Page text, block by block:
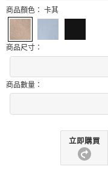
商品顏色： 卡其
商品尺寸：
商品數量：
立即購買